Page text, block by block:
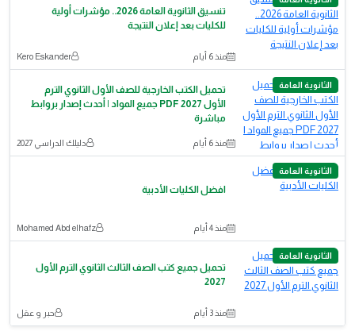
تنسيق الثانوية العامة 2026.. مؤشرات أولية
للكليات بعد إعلان النتيجة
منذ 6 أيام Kero Eskander
الثانوية العامة
تحميل الكتب الخارجية للصف الأول الثانوي الترم
الأول 2027 PDF جميع المواد | أحدث إصدار بروابط
مباشرة
منذ 6 أيام دليلك الدراسي 2027
الثانوية العامة
افضل الكليات الأدبية
منذ 4 أيام Mohamed Abd elhafz
الثانوية العامة
تحميل جميع كتب الصف الثالث الثانوي الترم الأول
2027
منذ 3 أيام حبر و عقل